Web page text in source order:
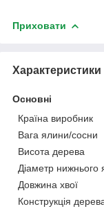
Приховати
Характеристики
Основні
Країна виробник
Вага ялини/сосни
Висота дерева
Діаметр нижнього
Довжина хвої
Конструкція